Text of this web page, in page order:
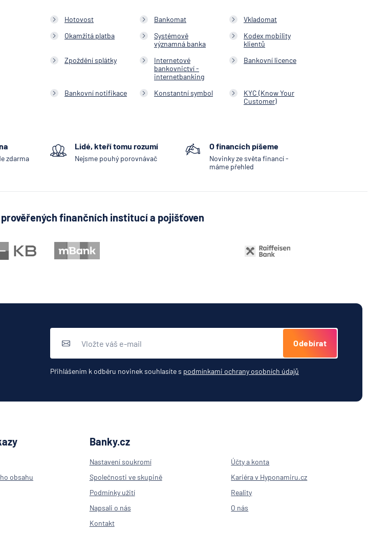
Hotovost Bankomat
Vkladomat
Okamžitá platba
Systémově
významná banka
Kodex mobility
klientů
Zpoždění splátky
Internetové
bankovnictví -
internetbanking
Bankovní licence
Bankovní notifikace Konstantní symbol
KYC (Know Your
Customer)
zdarma
Lidé, kteří tomu rozumí
Nejsme pouhý porovnávač
O financích píšeme
Novinky ze světa financí -
máme přehled
finančních institucí a pojišťoven
Odebírat
Přihlášením k odběru novinek souhlasíte s podmínkami ochrany osobních údajů
obsahu
Banky.cz
Nastavení soukromí
Účty a konta
Společnosti ve skupině
Kariéra v Hyponamiru.cz
Podmínky užití
Reality
Napsali o nás
O nás
Kontakt